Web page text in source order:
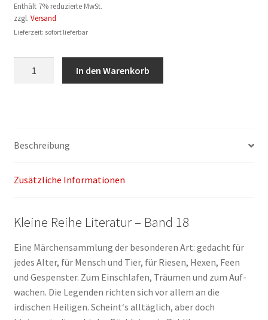
Enthält 7% reduzierte MwSt.
zzgl. Versand
Lieferzeit: sofort lieferbar
In den Warenkorb
Beschreibung
Zusätzliche Informationen
Kleine Reihe Literatur – Band 18
Eine Märchensammlung der besonderen Art: gedacht für
jedes Alter, für Mensch und Tier, für Riesen, Hexen, Feen
und Gespenster. Zum Einschlafen, Träumen und zum Auf­
wachen. Die Legenden richten sich vor allem an die
irdischen Heiligen. Scheint‘s alltäglich, aber doch